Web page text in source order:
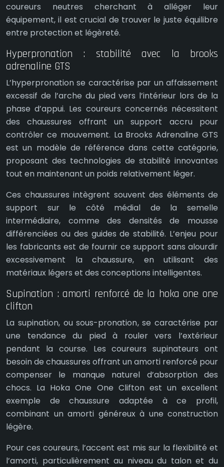
coureurs neutres cherchant à alléger leur
équipement, il est crucial de trouver le juste équilibre
entre protection et légèreté.
Hyperpronation : stabilité avec la brooks
adrenaline GTS
L’hyperpronation se caractérise par un affaissement
excessif de l’arche du pied vers l’intérieur lors de la
phase d’appui. Les coureurs concernés nécessitent
des chaussures offrant un support accru pour
contrôler ce mouvement. La Brooks Adrenaline GTS
est un modèle de référence dans cette catégorie,
proposant des technologies de stabilité innovantes
tout en maintenant un poids relativement léger.
Ces chaussures intègrent souvent des éléments de
support sur le côté médial de la semelle
intermédiaire, comme des densités de mousse
différenciées ou des guides de stabilité. L’enjeu pour
les fabricants est de fournir ce support sans alourdir
excessivement la chaussure, en utilisant des
matériaux légers et des conceptions intelligentes.
Supination : amorti renforcé de la hoka one one
clifton
La supination, ou sous-pronation, se caractérise par
une tendance du pied à rouler vers l’extérieur
pendant la course. Les coureurs supinateurs ont
besoin de chaussures offrant un amorti renforcé pour
compenser le manque naturel d’absorption des
chocs. La Hoka One One Clifton est un excellent
exemple de chaussure adaptée à ce profil,
combinant un amorti généreux à une construction
légère.
Pour ces coureurs, l’accent est mis sur la flexibilité et
l’amorti, particulièrement au niveau du talon et du